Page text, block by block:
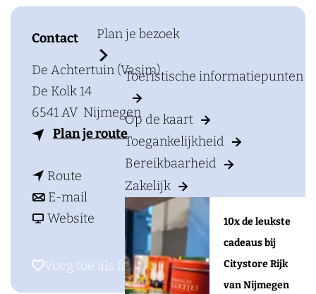
Plan je bezoek
Toeristische informatiepunten
Op de kaart
Toegankelijkheid
Bereikbaarheid
Zakelijk
10x de leukste
cadeaus bij
Citystore Rijk
van Nijmegen
Contact
De Achtertuin (Vasim)
De Kolk 14
6541 AV Nijmegen
Plan je routen
r
S
i
e
Route
a
a
S
E-mail
a
r
Website
n
Voeg toe als favoriet
Voeg toe als favoriet